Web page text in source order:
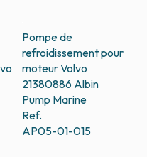
Pompe de
refroidissement pour
moteur Volvo
21380886 Albin
Pump Marine
Ref.
AP05-01-015